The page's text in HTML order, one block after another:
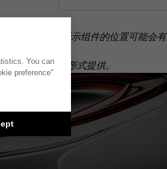
配置，图中所示组件的位置可能会有
，并非以套装形式提供。